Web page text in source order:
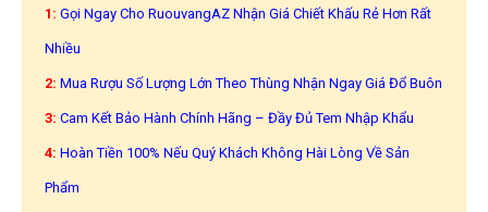
1: Gọi Ngay Cho RuouvangAZ Nhận Giá Chiết Khấu Rẻ Hơn Rất
Nhiều
2: Mua Rượu Số Lượng Lớn Theo Thùng Nhận Ngay Giá Đổ Buôn
3: Cam Kết Bảo Hành Chính Hãng – Đầy Đủ Tem Nhập Khẩu
4: Hoàn Tiền 100% Nếu Quý Khách Không Hài Lòng Về Sản
Phẩm